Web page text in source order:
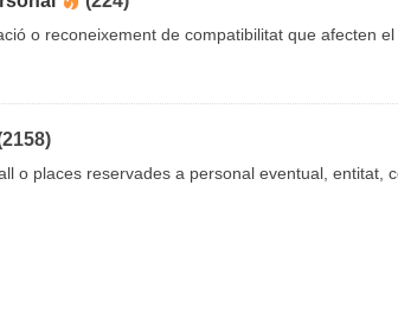
o reconeixement de compatibilitat que afecten
o places reservades a personal eventual,